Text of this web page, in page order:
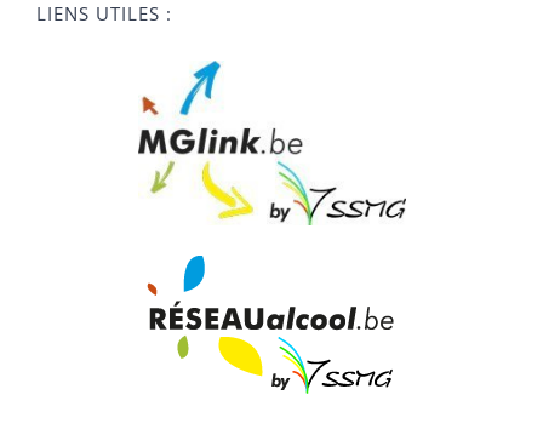
LIENS UTILES :